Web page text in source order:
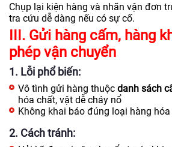
Chụp lại kiện hàng và nhãn vận đơn
tra cứu dễ dàng nếu có sự cố.
III. Gửi hàng cấm, hàng
phép vận chuyển
1. Lỗi phổ biến:
Vô tình gửi hàng thuộc danh sách
hóa chất, vật dễ cháy nổ
Không khai báo đúng loại hàng hóa
2. Cách tránh: